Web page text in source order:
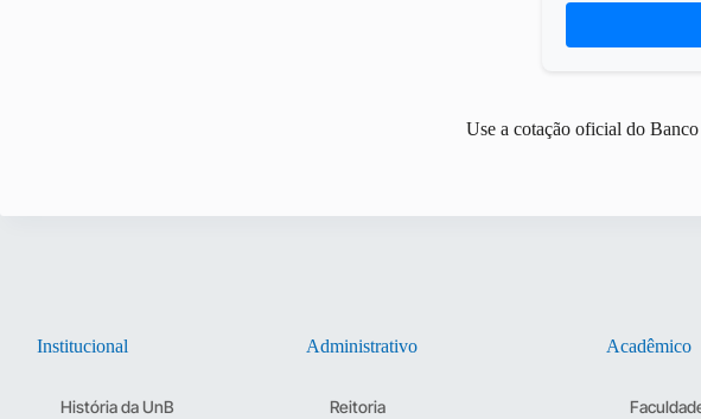
Use a cotação oficial do
Institucional
História da UnB
Administrativo
Reitoria
Acadêmico